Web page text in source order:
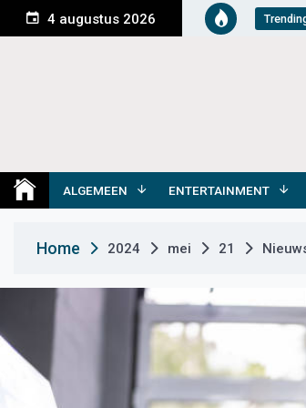
n
e
4 augustus 2026
Medemblik Actueel
ALGEMEEN ENTERTAINMENT
Home 2024 mei 21